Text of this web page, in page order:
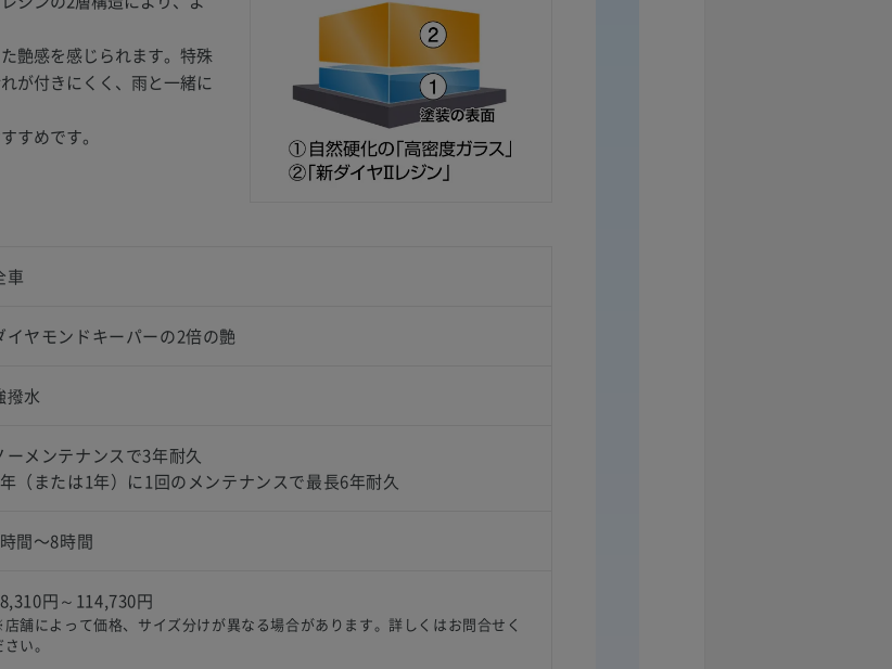
艶感を感じられます。特殊
が付きにくく、雨と一緒に
すめです。
車
イヤモンドキーパーの2倍の艶
撥水
ーメンテナンスで3年耐久
（または1年）に1回のメンテナンスで最長6年耐久
間〜8時間
円～114,730円
舗によって価格、サイズ分けが異なる場合があります。詳しくはお問合せく
さい。